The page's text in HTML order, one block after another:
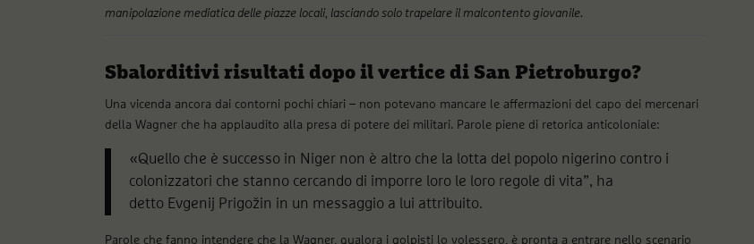
manipolazione mediatica delle piazze locali, lasciando solo trapelare il malcontento giovanile.
Sbalorditivi risultati dopo il vertice di San Pietroburgo?
Una vicenda ancora dai contorni pochi chiari – non potevano mancare le affermazioni del capo dei mercenari
della Wagner che ha applaudito alla presa di potere dei militari. Parole piene di retorica anticoloniale:
«Quello che è successo in Niger non è altro che la lotta del popolo nigerino contro i
colonizzatori che stanno cercando di imporre loro le loro regole di vita”, ha
detto Evgenij Prigožin in un messaggio a lui attribuito.
Parole che fanno intendere che la Wagner, qualora i golpisti lo volessero, è pronta a entrare nello scenario